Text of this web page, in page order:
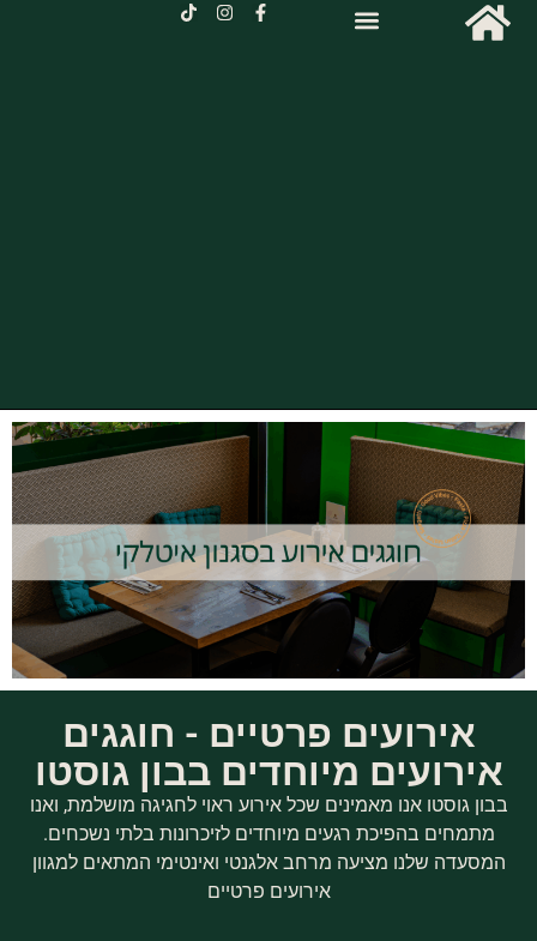
אירועים פרטיים - חוגגים
מיוחדים בבון גוסטו
גוסטו אנו מאמינים שכל אירוע ראוי לחגיגה מושלמת, ואנו
מתמחים בהפיכת רגעים מיוחדים לזיכרונות בלתי נשכחים.
שלנו מציעה מרחב אלגנטי ואינטימי המתאים למגוון
אירועים פרטיים